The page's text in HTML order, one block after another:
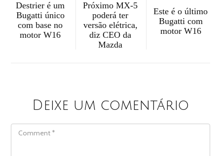
Destrier é um
Bugatti único
com base no
motor W16
Próximo MX-5
poderá ter
versão elétrica,
diz CEO da
Mazda
Este é o último
Bugatti com
motor W16
Deixe um comentário
COMMENT